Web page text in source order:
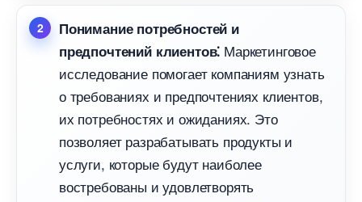
Понимание потребностей и
предпочтений клиентов⁚ Маркетинговое
исследование помогает компаниям узнать
о требованиях и предпочтениях клиентов,
их потребностях и ожиданиях.​ Это
позволяет разрабатывать продукты и
услуги, которые будут наиболее
остребованы и удовлетворять